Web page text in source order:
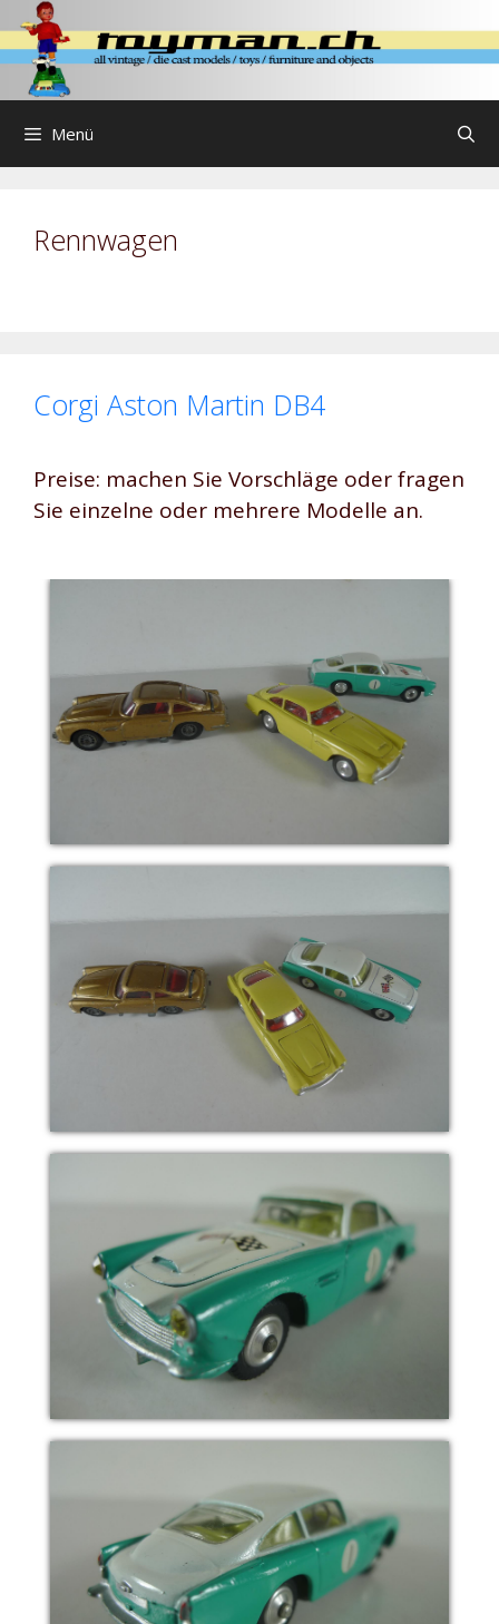
Zum
Inhalt
springen
Menü
Rennwagen
Corgi Aston Martin DB4
Preise: machen Sie Vorschläge oder fragen
Sie einzelne oder mehrere Modelle an.